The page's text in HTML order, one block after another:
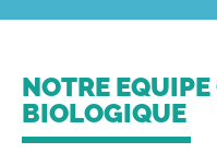
NOTRE
BIOLOGIQUE